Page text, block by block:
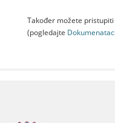
Također možete
(pogledajte